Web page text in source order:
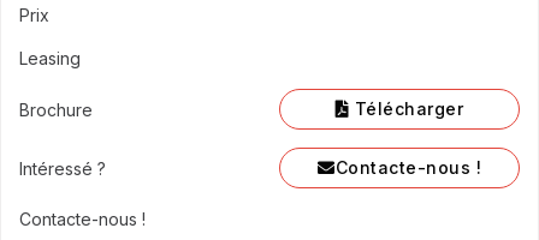
Prix
Leasing
Brochure Télécharger
Intéressé ? Contacte-nous !
Contacte-nous !